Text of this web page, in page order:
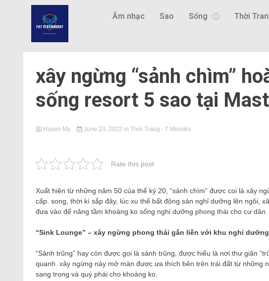
Âm nhạc Sao Sống Thời
xây ngừng “sảnh chìm”
sống resort 5 sao tại
Huyen My June 23, 2022 in Thời Trang - 7 Minutes
Rate this post
Xuất hiện từ những năm 50 của thế kỷ 20, “sảnh chìm” được coi là xây
cấp. song, thời kì sắp đây, lúc xu thế bất động sản nghỉ dưỡng lên ngôi,
đưa vào để nâng tầm khoảng ko sống nghỉ dưỡng phong thái cho cư dân.
“Sink Lounge” – xây ngừng phong thái gắn liền với khu nghỉ
“Sảnh trũng” hay còn được gọi là sảnh trũng, được hiểu là nơi thư giãn
quanh. xây ngừng này mở màn được ưa thích bên trên trái đất từ những
sang trọng và quý phái cho khoảng ko.